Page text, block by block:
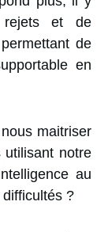
rejets et de
de
en
maitriser
utilisant notre
au
?